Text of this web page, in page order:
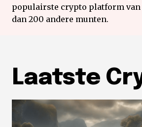
populairste crypto platform van
dan 200 andere munten.
Laatste